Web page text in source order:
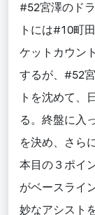
#52宮澤のド
トには#10町
ケットカウン
するが、#52
トを沈めて、
る。終盤に入
を決め、さら
本目の３ポイ
がベースライ
妙なアシスト